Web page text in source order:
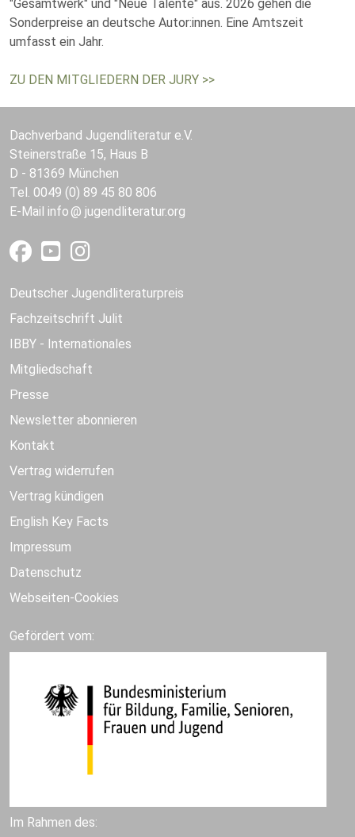
"Gesamtwerk" und "Neue Talente" aus. 2026 gehen die
Sonderpreise an deutsche Autor:innen. Eine Amtszeit
umfasst ein Jahr.
ZU DEN MITGLIEDERN DER JURY >>
Dachverband Jugendliteratur e.V.
Steinerstraße 15, Haus B
D - 81369 München
Tel. 0049 (0) 89 45 80 806
E-Mail info jugendliteratur.org
Deutscher Jugendliteraturpreis
Fachzeitschrift Julit
IBBY - Internationales
Mitgliedschaft
Presse
Newsletter abonnieren
Kontakt
Vertrag widerrufen
Vertrag kündigen
English Key Facts
Impressum
Datenschutz
Webseiten-Cookies
Gefördert vom:
Im Rahmen des: